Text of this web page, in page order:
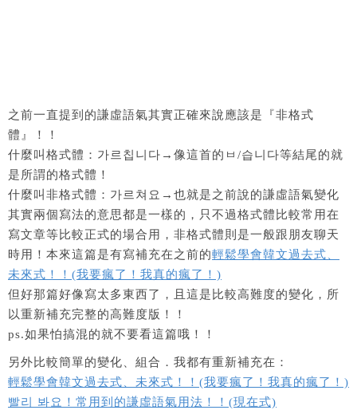
之前一直提到的謙虛語氣其實正確來說應該是『非格式
體』！！
什麼叫格式體：가르칩니다→像這首的ㅂ/습니다等結尾的就
是所謂的格式體！
什麼叫非格式體：가르쳐요→也就是之前說的謙虛語氣變化
其實兩個寫法的意思都是一樣的，只不過格式體比較常用在
寫文章等比較正式的場合用，非格式體則是一般跟朋友聊天
時用！本來這篇是有寫補充在之前的輕鬆學會韓文過去式、
未來式！！(我要瘋了！我真的瘋了！)
但好那篇好像寫太多東西了，且這是比較高難度的變化，所
以重新補充完整的高難度版！！
ps.如果怕搞混的就不要看這篇哦！！
另外比較簡單的變化、組合．我都有重新補充在：
輕鬆學會韓文過去式、未來式！！(我要瘋了！我真的瘋了！)
빨리 봐요！常用到的謙虛語氣用法！！(現在式)